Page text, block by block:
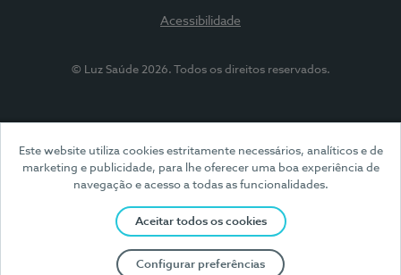
Este website utiliza cookies estritamente necessários, analíticos e de
marketing e publicidade, para lhe oferecer uma boa experiência de
navegação e acesso a todas as funcionalidades.
Aceitar todos os cookies
Configurar preferências
Acessibilidade
© Luz Saúde 2026. Todos os direitos reservados.